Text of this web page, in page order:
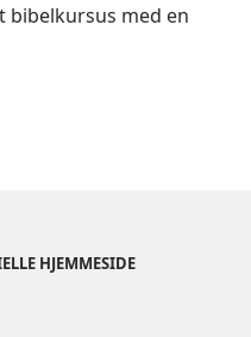
bibelkursus med en
HJEMMESIDE